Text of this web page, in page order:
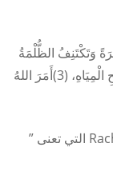
وَتَكْتَنِفُ الظُّلْمَةُ
وَجْهَ الْمِيَاهِ، وَإِذْ كَانَ رُوحُ اللهِ يتحرك عَلَى سَطْحِ الْمِيَاهِ، (3)أَمَرَ اللهُ
التي تعنى ”